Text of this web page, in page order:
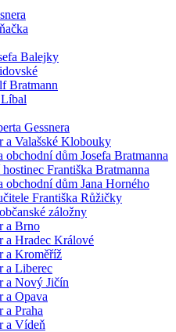
Balejky
Bratmann
Gessnera
a Valašské Klobouky
obchodní dům Josefa Bratmanna
Františka Bratmanna
obchodní dům Jana Horného
Františka Růžičky
záložny
a Brno
a Hradec Králové
a Kroměříž
a Liberec
a Nový Jičín
a Opava
a Praha
a Vídeň